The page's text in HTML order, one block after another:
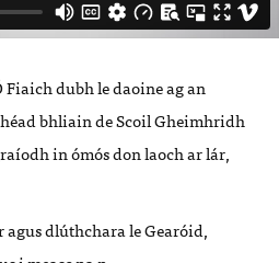
Fiaich dubh le daoine ag an
éad bhliain de Scoil Gheimhridh
íodh inómós don laoch ar lár,
dlúthchara le Gearóid,